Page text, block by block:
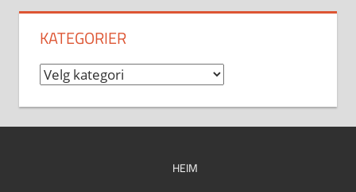
KATEGORIER
Kategorier
HEIM